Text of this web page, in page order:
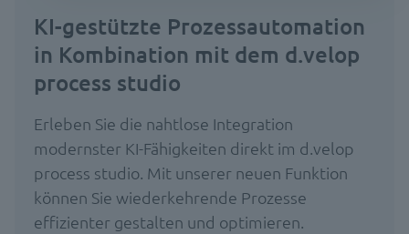
KI-gestützte Prozessautomation
in Kombination mit dem d.velop
process studio
Erleben Sie die nahtlose Integration
modernster KI-Fähigkeiten direkt im d.velop
process studio. Mit unserer neuen Funktion
können Sie wiederkehrende Prozesse
effizienter gestalten und optimieren.